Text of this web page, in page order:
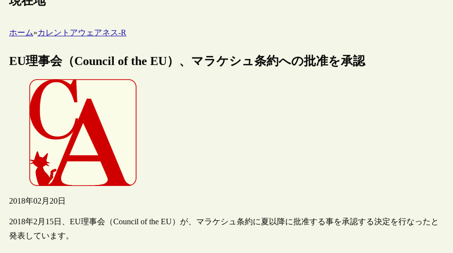
ホーム»カレントアウェアネス-R
EU理事会（Council of the EU）、マラケシュ条約への批准を承認
2018年02月20日
2018年2月15日、EU理事会（Council of the EU）が、マラケシュ条約に夏以降に批准する事を承認する決定を行なったと
発表しています。